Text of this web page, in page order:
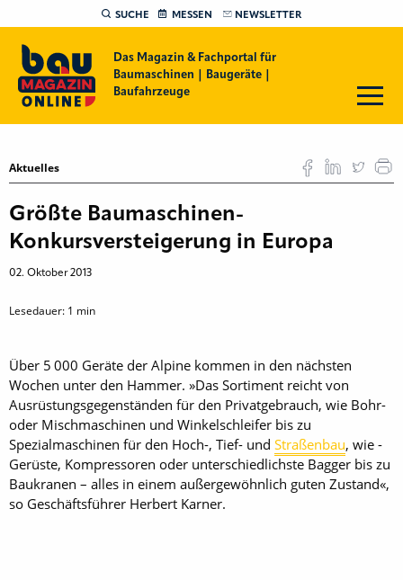
SUCHE MESSEN NEWSLETTER
Das Magazin & Fachportal für
Baumaschinen | Baugeräte |
Baufahrzeuge
Aktuelles
Größte Baumaschinen-
Konkursversteigerung in Europa
02. Oktober 2013
Lesedauer: 1 min
Über 5 000 Geräte der Alpine kommen in den nächsten
Wochen unter den Hammer. »Das Sortiment reicht von
Ausrüstungsgegenständen für den Privatgebrauch, wie Bohr-
oder Mischmaschinen und Winkelschleifer bis zu
Spezialmaschinen für den Hoch-, Tief- und Straßenbau, wie ­
Gerüste, Kompressoren oder unterschiedlichste Bagger bis zu
Bau­kranen – alles in einem außer­gewöhnlich guten Zustand«,
so Geschäftsführer Herbert Karner.